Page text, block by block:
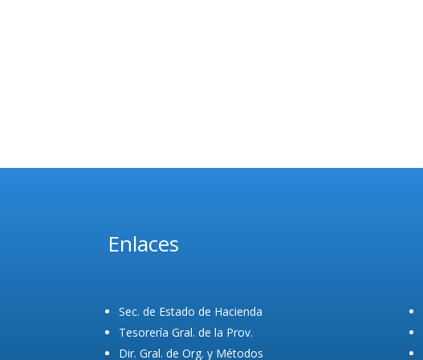
Enlaces
Sec. de Estado de Hacienda
Tesorería Gral. de la Prov.
Dir. Gral. de Org. y Métodos